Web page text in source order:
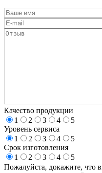
Качество продукции
1
2 3 4
5
Уровень сервиса
1
2 3 4
5
Срок изготовления
1
2 3 4
5
Пожалуйста, докажите, что